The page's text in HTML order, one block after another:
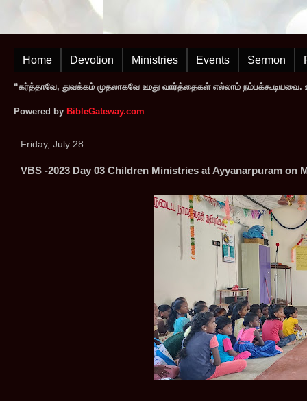
Home Devotion Ministries Events Sermon
“கர்த்தாவே, துவக்கம் முதலாகவே உமது வார்த்தைகள் எல்லாம் நம்பக்கூடியவை.
Powered by BibleGateway.com
Friday, July 28
VBS -2023 Day 03 Children Ministries at Ayyanarpuram on